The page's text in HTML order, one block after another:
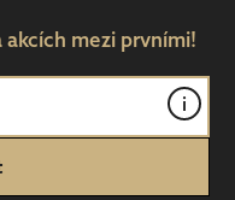
mezi prvními!
i